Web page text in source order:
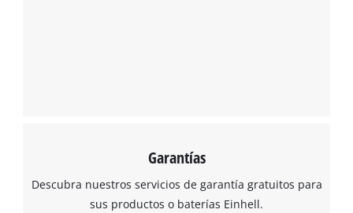
Garantías
Descubra nuestros servicios de garantía gratuitos para
sus productos o baterías Einhell.